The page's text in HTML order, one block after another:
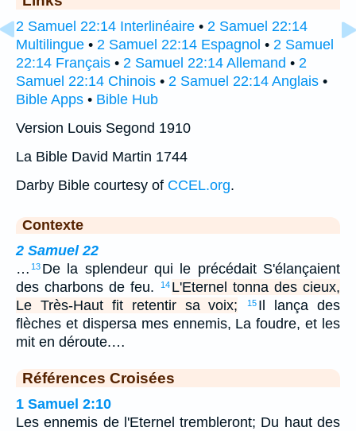
2 Samuel 22:14 Interlinéaire • 2 Samuel 22:14
Multilingue • 2 Samuel 22:14 Espagnol • 2 Samuel
22:14 Français • 2 Samuel 22:14 Allemand • 2
Samuel 22:14 Chinois • 2 Samuel 22:14 Anglais •
Bible Apps • Bible Hub
Version Louis Segond 1910
La Bible David Martin 1744
Darby Bible courtesy of CCEL.org.
Contexte
2 Samuel 22
… 13 De la splendeur qui le précédait S'élançaient
des charbons de feu.
14 L'Eternel tonna des cieux,
Le Très-Haut fit retentir sa voix;
15 Il lança des
flèches et dispersa mes ennemis, La foudre, et les
mit en déroute.…
Références Croisées
1 Samuel 2:10
Les ennemis de l'Eternel trembleront; Du haut des